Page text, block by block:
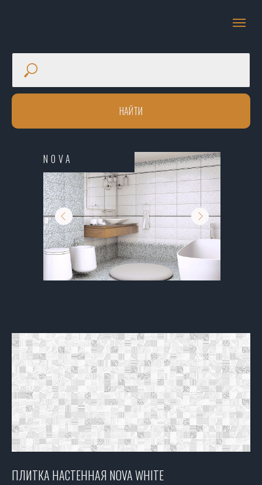
НАЙТИ
NOVA
ПЛИТКА НАСТЕННАЯ NOVA WHITE